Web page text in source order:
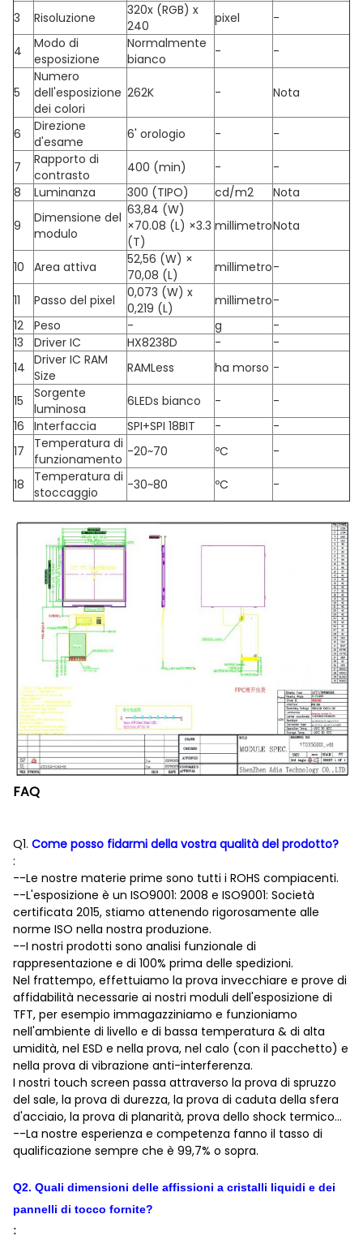
3
Risoluzione
320x (RGB) x
240
pixel -
4
Modo di
esposizione
Normalmente
bianco
- -
5
Numero
dell'esposizione
dei colori
262K - Nota
6
Direzione
d'esame
6' orologio - -
7
Rapporto di
contrasto
400 (min) -
-
8
Luminanza 300 (TIPO) cd/m2 Nota
9
Dimensione del
modulo
63,84 (W)
×70.08 (L) ×3.3
(T)
millimetroNota
10 Area attiva
52,56 (W) ×
70,08 (L)
millimetro-
11 Passo del pixel
0,073 (W) x
0,219 (L)
millimetro-
12
Peso - g
-
13
Driver IC HX8238D -
-
14 Driver IC RAM
Size
RAMLess ha morso -
15
Sorgente
luminosa
6LEDs bianco -
-
16
Interfaccia SPI+SPI 18BIT -
-
17
Temperatura di
funzionamento -20~70 ºC -
18
Temperatura di
stoccaggio
-30~80 ºC -
FAQ
Q1. Come posso fidarmi della vostra qualità del prodotto?
:
--Le nostre materie prime sono tutti i ROHS compiacenti.
--L'esposizione è un ISO9001: 2008 e ISO9001: Società
certificata 2015, stiamo attenendo rigorosamente alle
norme ISO nella nostra produzione.
--I nostri prodotti sono analisi funzionale di
rappresentazione e di 100% prima delle spedizioni.
Nel frattempo, effettuiamo la prova invecchiare e prove di
affidabilità necessarie ai nostri moduli dell'esposizione di
TFT, per esempio immagazziniamo e funzioniamo
nell'ambiente di livello e di bassa temperatura & di alta
umidità, nel ESD e nella prova, nel calo (con il pacchetto) e
nella prova di vibrazione anti-interferenza.
I nostri touch screen passa attraverso la prova di spruzzo
del sale, la prova di durezza, la prova di caduta della sfera
d'acciaio, la prova di planarità, prova dello shock termico…
--La nostre esperienza e competenza fanno il tasso di
qualificazione sempre che è 99,7% o sopra.
Q2. Quali dimensioni delle affissioni a cristalli liquidi e dei
pannelli di tocco fornite?
: